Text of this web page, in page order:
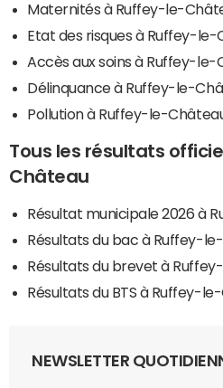
Maternités à Ruffey-le-
Etat des risques à Ruffey-le-
Accès aux soins à Ruffey-le-
Délinquance à Ruffey-le-
Pollution à Ruffey-le-
Tous les résultats
Château
Résultat municipale 2026 à
Résultats du bac à Ruffey-
Résultats du brevet à
Résultats du BTS à Ruffey-
NEWSLETTER